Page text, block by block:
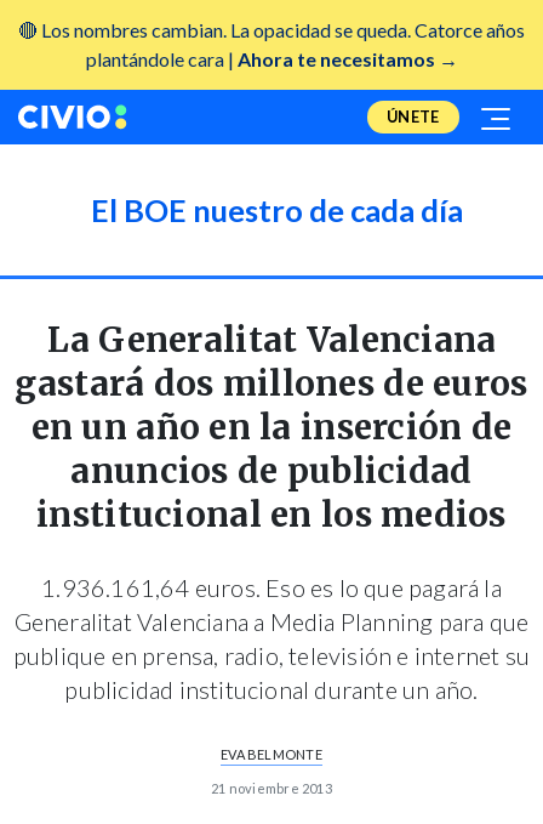
🔴 Los nombres cambian. La opacidad se queda. Catorce años
plantándole cara | Ahora te necesitamos →
ÚNETE
El BOE nuestro de cada día
La Generalitat Valenciana
gastará dos millones de euros
en un año en la inserción de
anuncios de publicidad
institucional en los medios
1.936.161,64 euros. Eso es lo que pagará la
Generalitat Valenciana a Media Planning para que
publique en prensa, radio, televisión e internet su
publicidad institucional durante un año.
EVA BELMONTE
21 noviembre 2013